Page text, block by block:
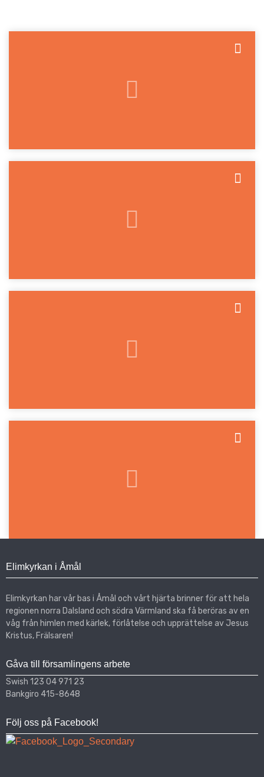
Elimkyrkan i Åmål
Elimkyrkan har vår bas i Åmål och vårt hjärta brinner för att hela
regionen norra Dalsland och södra Värmland ska få beröras av en
våg från himlen med kärlek, förlåtelse och upprättelse av Jesus
Kristus, Frälsaren!
Gåva till församlingens arbete
Swish 123 04 971 23
Bankgiro 415-8648
Följ oss på Facebook!